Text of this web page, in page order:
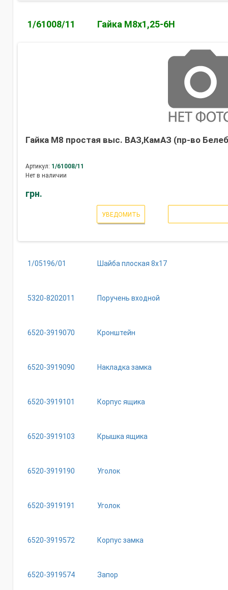
1/61008/11 Гайка М8х1,25-6Н
Гайка М8 простая выс. ВАЗ,КамАЗ (пр-во
Артикул: 1/61008/11
Нет в наличии
грн.
УВЕДОМИТЬ
1/05196/01 Шайба плоская 8х17
5320-8202011 Поручень входной
6520-3919070 Кронштейн
6520-3919090 Накладка замка
6520-3919101 Корпус ящика
6520-3919103 Крышка ящика
6520-3919190 Уголок
6520-3919191 Уголок
6520-3919572 Корпус замка
6520-3919574 Запор